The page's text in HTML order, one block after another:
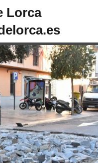
Lorca